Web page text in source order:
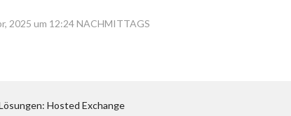
2025 um 12:24 NACHMITTAGS
Hosted Exchange